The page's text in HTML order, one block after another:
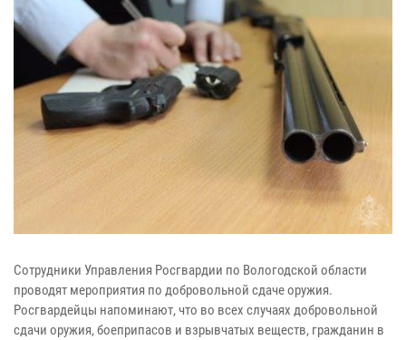
Сотрудники Управления Росгвардии по Вологодской области
проводят мероприятия по добровольной сдаче оружия.
Росгвардейцы напоминают, что во всех случаях добровольной
сдачи оружия, боеприпасов и взрывчатых веществ, гражданин в